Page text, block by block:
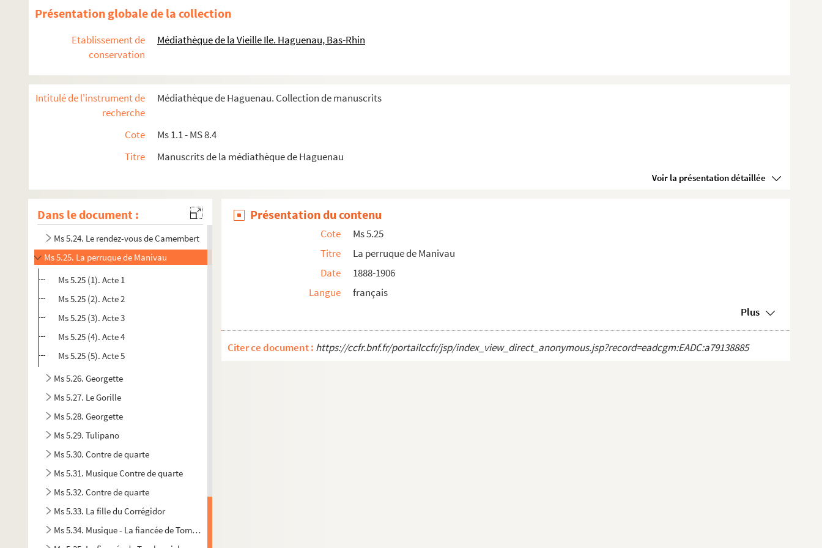
Présentation globale de la collection
Etablissement de
conservation
Médiathèque de la Vieille Ile. Haguenau, Bas-Rhin
Intitulé de l'instrument de
recherche
Médiathèque de Haguenau. Collection de manuscrits
Cote
Ms 1.1 - MS 8.4
Titre
Manuscrits de la médiathèque de Haguenau
Voir la présentation détaillée
Dans le document :
Ms 5.12. Manuscrits d'Eugène Corrard
Ms 5.16. Romancéro, deuxième manuscrit du scénario
Ms 5.17. Manuscrits d'Eugène Corréard
Ms 5.20. Manuscrits d'Eugène Corréard
Ms 5.22. Manuscrits d'Eugène Corréard
Ms 5.23. Georgette
Ms 5.24. Le rendez-vous de Camembert
Ms 5.25. La perruque de Manivau
Ms 5.25 (1). Acte 1
Ms 5.25 (2). Acte 2
Ms 5.25 (3). Acte 3
Ms 5.25 (4). Acte 4
Ms 5.25 (5). Acte 5
Ms 5.26. Georgette
Ms 5.27. Le Gorille
Ms 5.28. Georgette
Ms 5.29. Tulipano
Ms 5.30. Contre de quarte
Ms 5.31. Musique Contre de quarte
Ms 5.32. Contre de quarte
Ms 5.33. La fille du Corrégidor
Ms 5.34. Musique - La fiancée de Tombernick
Présentation du contenu
Cote
Ms 5.25
Titre
La perruque de Manivau
Date
1888-1906
Langue
français
Plus
Citer ce document : https://ccfr.bnf.fr/portailccfr/jsp/index_view_direct_anonymous.jsp?record=eadcgm:EADC:a79138885